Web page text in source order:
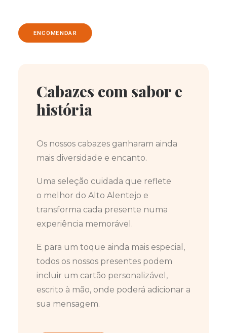
ENCOMENDAR
Cabazes com sabor e
história
Os nossos cabazes ganharam ainda
mais diversidade e encanto.
Uma seleção cuidada que reflete
o melhor do Alto Alentejo e
transforma cada presente numa
experiência memorável.
E para um toque ainda mais especial,
todos os nossos presentes podem
incluir um cartão personalizável,
escrito à mão, onde poderá adicionar a
sua mensagem.